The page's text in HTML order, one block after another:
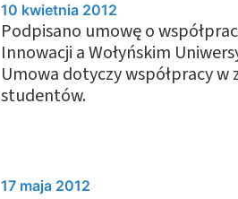
10 kwietnia 2012
Podpisano umowę o
Innowacji a Wołyńskim
Umowa dotyczy współpracy
studentów.
17 maja 2012